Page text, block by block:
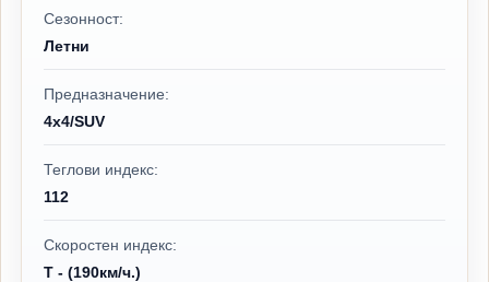
Сезонност:
Летни
Предназначение:
4x4/SUV
Теглови индекс:
112
Скоростен индекс:
T - (190км/ч.)